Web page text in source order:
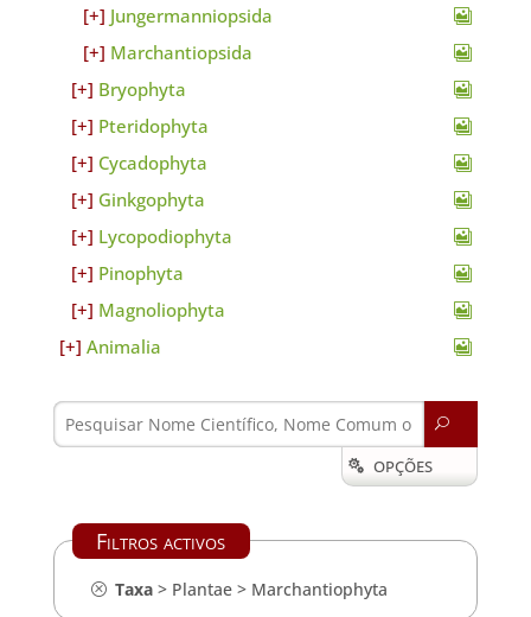
Jungermanniopsida
Marchantiopsida
Bryophyta
Pteridophyta
Cycadophyta
Ginkgophyta
Lycopodiophyta
Pinophyta
Magnoliophyta
Animalia
U
 OPÇÕES
Filtros activos
Taxa> Plantae> Marchantiophyta